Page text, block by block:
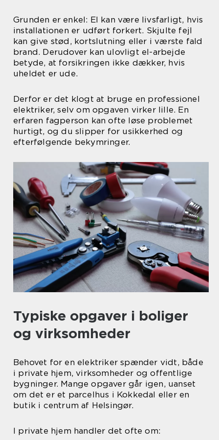
Grunden er enkel: El kan være livsfarligt, hvis
installationen er udført forkert. Skjulte fejl
kan give stød, kortslutning eller i værste fald
brand. Derudover kan ulovligt el-arbejde
betyde, at forsikringen ikke dækker, hvis
uheldet er ude.
Derfor er det klogt at bruge en professionel
elektriker, selv om opgaven virker lille. En
erfaren fagperson kan ofte løse problemet
hurtigt, og du slipper for usikkerhed og
efterfølgende bekymringer.
Typiske opgaver i boliger
og virksomheder
Behovet for en elektriker spænder vidt, både
i private hjem, virksomheder og offentlige
bygninger. Mange opgaver går igen, uanset
om det er et parcelhus i Kokkedal eller en
butik i centrum af Helsingør.
I private hjem handler det ofte om: